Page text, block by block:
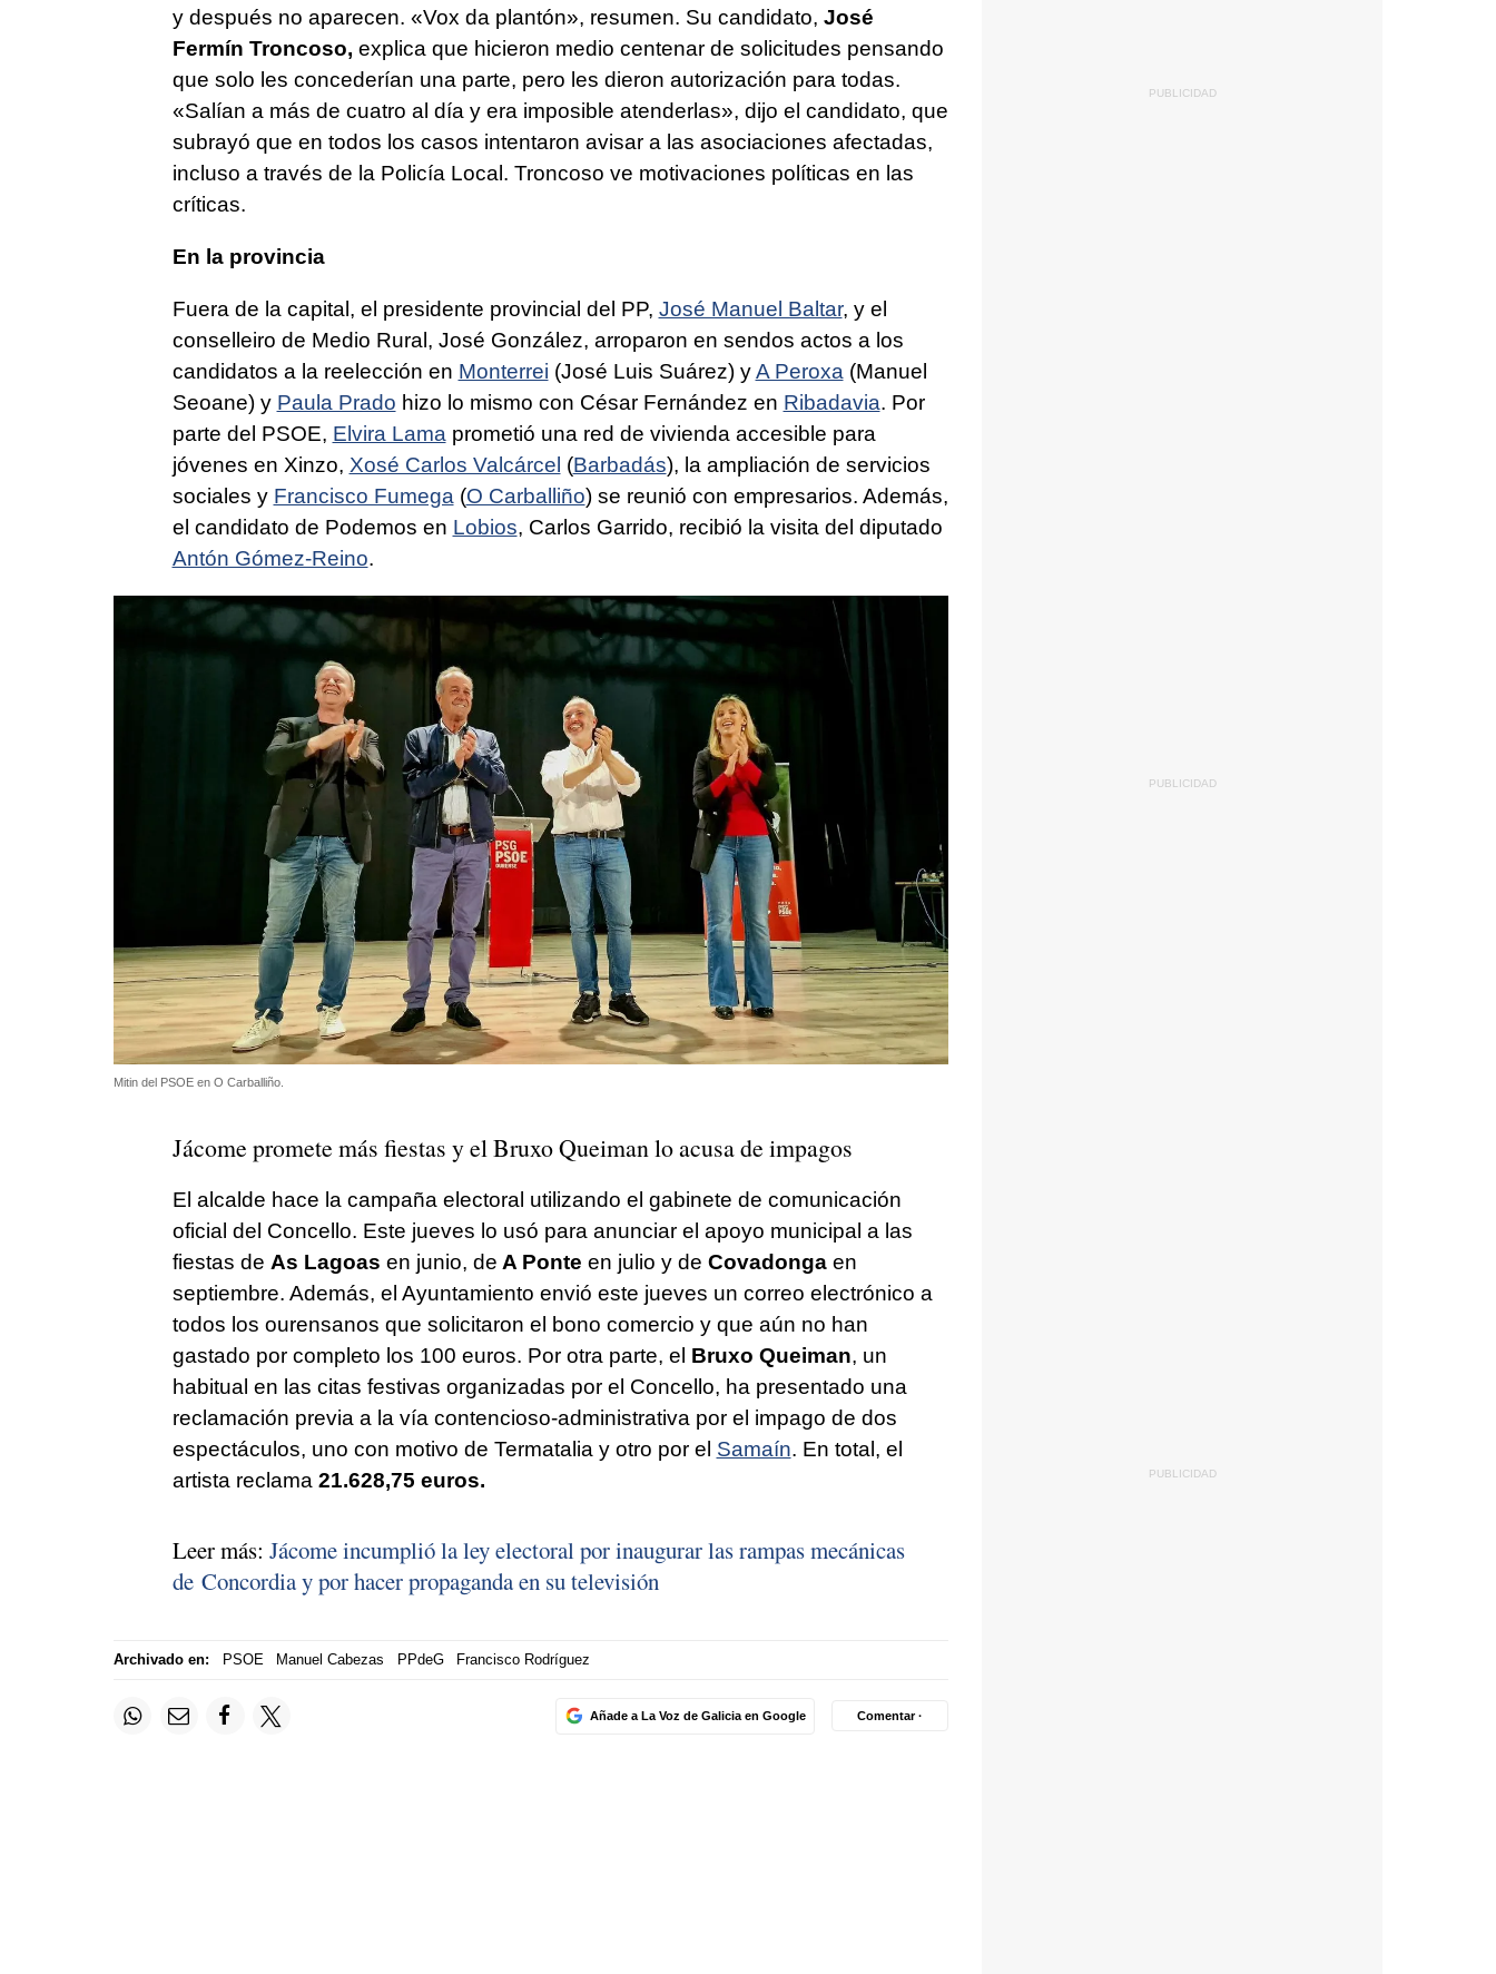
y después no aparecen. «Vox da plantón», resumen. Su candidato, José
Fermín Troncoso, explica que hicieron medio centenar de solicitudes pensando
que solo les concederían una parte, pero les dieron autorización para todas.
«Salían a más de cuatro al día y era imposible atenderlas», dijo el candidato, que
subrayó que en todos los casos intentaron avisar a las asociaciones afectadas,
incluso a través de la Policía Local. Troncoso ve motivaciones políticas en las
críticas.
En la provincia
Fuera de la capital, el presidente provincial del PP, José Manuel Baltar, y el
conselleiro de Medio Rural, José González, arroparon en sendos actos a los
candidatos a la reelección en Monterrei (José Luis Suárez) yA Peroxa (Manuel
Seoane) y Paula Prado hizo lo mismo con César Fernández en Ribadavia. Por
parte del PSOE, Elvira Lama prometió una red de vivienda accesible para
jóvenes en Xinzo, Xosé Carlos Valcárcel (Barbadás), la ampliación de servicios
sociales y Francisco Fumega (O Carballiño) se reunió con empresarios. Además,
el candidato de Podemos en Lobios, Carlos Garrido, recibió la visita del diputado
Antón Gómez-Reino.
Mitin del PSOE en O Carballiño.
Jácome promete más fiestas y el Bruxo Queiman lo acusa de impagos
El alcalde hace la campaña electoral utilizando el gabinete de comunicación
oficial del Concello. Este jueves lo usó para anunciar el apoyo municipal a las
fiestas de As Lagoas en junio, de A Ponte en julio y de Covadongaen
septiembre. Además, el Ayuntamiento envió este jueves un correo electrónico a
todos los ourensanos que solicitaron el bono comercio y que aún no han
gastado por completo los 100 euros. Por otra parte, el Bruxo Queiman, un
habitual en las citas festivas organizadas por el Concello, ha presentado una
reclamación previa a la vía contencioso-administrativa por el impago de dos
espectáculos, uno con motivo de Termatalia y otro por el Samaín. En total, el
artista reclama 21.628,75 euros.
Leer más: Jácome incumplió la ley electoral por inaugurar las rampas mecánicas
de Concordia y por hacer propaganda en su televisión
Archivado en: PSOE Manuel Cabezas PPdeG Francisco Rodríguez
Añade a La Voz de Galicia en Google Comentar ·